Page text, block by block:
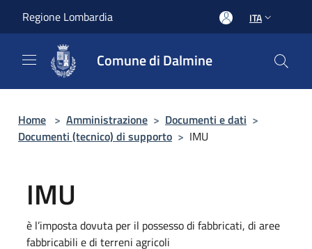
Regione Lombardia ITA
Comune di Dalmine
Home > Amministrazione > Documenti e dati >
Documenti (tecnico) di supporto > IMU
IMU
è l’imposta dovuta per il possesso di fabbricati, di aree
fabbricabili e di terreni agricoli